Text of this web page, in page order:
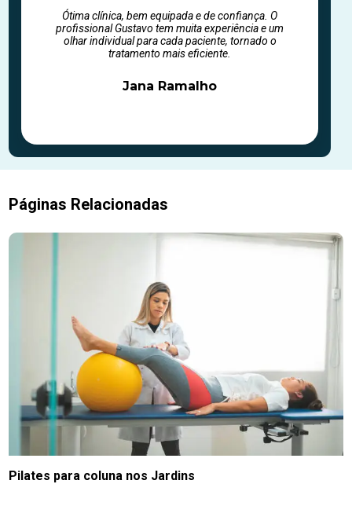
Ótima clínica, bem equipada e de confiança. O
profissional Gustavo tem muita experiência e um
olhar individual para cada paciente, tornado o
tratamento mais eficiente.
Jana Ramalho
Páginas Relacionadas
Pilates para coluna nos Jardins